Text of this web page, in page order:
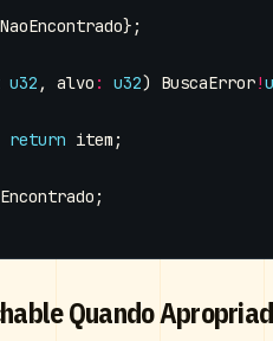
NaoEncontrado};
u32 , alvo : u32) BuscaError!
return item ;
;
Quando